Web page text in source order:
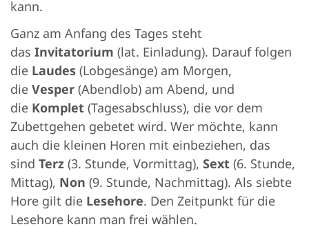
kann.
Ganz am Anfang des Tages steht
das Invitatorium (lat. Einladung). Darauf folgen
die Laudes (Lobgesänge) am Morgen,
die Vesper (Abendlob) am Abend, und
die Komplet (Tagesabschluss), die vor dem
Zubettgehen gebetet wird. Wer möchte, kann
auch die kleinen Horen mit einbeziehen, das
sind Terz (3. Stunde, Vormittag), Sext (6. Stunde,
Mittag), Non (9. Stunde, Nachmittag). Als siebte
Hore gilt die Lesehore. Den Zeitpunkt für die
Lesehore kann man frei wählen.